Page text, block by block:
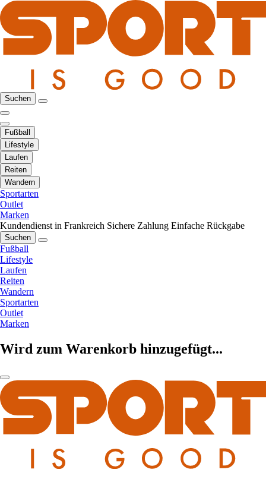
Suchen
Fußball
Lifestyle
Laufen
Reiten
Wandern
Sportarten
Outlet
Marken
Kundendienst in Frankreich Sichere Zahlung Einfache Rückgabe
Suchen
Fußball
Lifestyle
Laufen
Reiten
Wandern
Sportarten
Outlet
Marken
Wird zum Warenkorb hinzugefügt...